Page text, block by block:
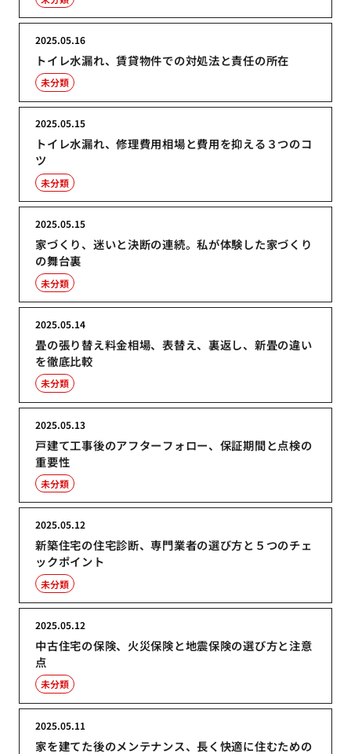
トイレ水漏れ、賃貸物件での対処法と責任の所在
2025.05.16
未分類
トイレ水漏れ、修理費用相場と費用を抑える３つのコ
ツ
2025.05.15
未分類
家づくり、迷いと決断の連続。私が体験した家づくり
の舞台裏
2025.05.15
未分類
畳の張り替え料金相場、表替え、裏返し、新畳の違い
を徹底比較
2025.05.14
未分類
戸建て工事後のアフターフォロー、保証期間と点検の
重要性
2025.05.13
未分類
新築住宅の住宅診断、専門業者の選び方と５つのチェ
ックポイント
2025.05.12
未分類
中古住宅の保険、火災保険と地震保険の選び方と注意
点
2025.05.12
未分類
家を建てた後のメンテナンス、長く快適に住むための
2025.05.11